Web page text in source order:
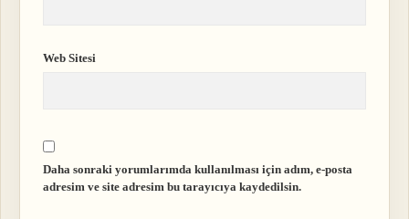
Web Sitesi
Daha sonraki yorumlarımda kullanılması için adım, e-posta
adresim ve site adresim bu tarayıcıya kaydedilsin.